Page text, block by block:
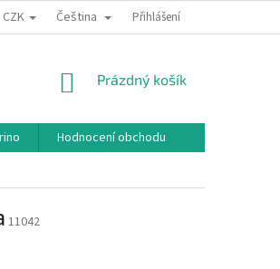
PODMÍNKY OCHRANY OSOBNÍCH ÚDAJŮ
CZK Čeština Přihlášení
NÁKUPNÍ
Prázdný košík
Hodnocení obchodu
11042